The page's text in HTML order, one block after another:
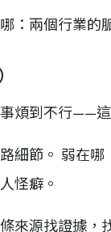
：兩個行業的
煩到不行——
細節。 弱在
怪癖。
來源找證據，